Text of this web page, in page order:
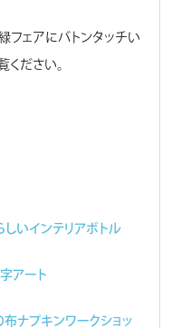
フェアにバトンタッチい
ださい。
いインテリアボトル
アート
プキンワークショッ